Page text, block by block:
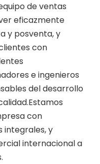
de ventas
eficazmente
y posventa, y
con
e ingenieros
del desarrollo
con
integrales, y
internacional a